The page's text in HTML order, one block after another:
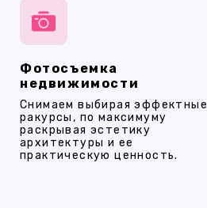
Фотосъемка
недвижимости
Снимаем выбирая эффектные
ракурсы, по максимуму
раскрывая эстетику
архитектуры и ее
практическую ценность.